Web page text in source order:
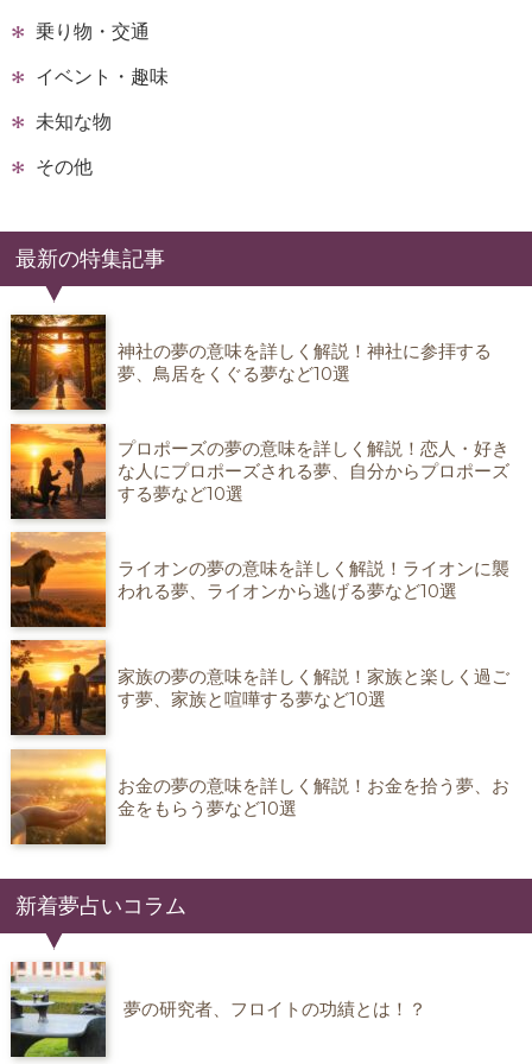
乗り物・交通
イベント・趣味
未知な物
その他
最新の特集記事
神社の夢の意味を詳しく解説！神社に参拝する
夢、鳥居をくぐる夢など10選
プロポーズの夢の意味を詳しく解説！恋人・好き
な人にプロポーズされる夢、自分からプロポーズ
する夢など10選
ライオンの夢の意味を詳しく解説！ライオンに襲
われる夢、ライオンから逃げる夢など10選
家族の夢の意味を詳しく解説！家族と楽しく過ご
す夢、家族と喧嘩する夢など10選
お金の夢の意味を詳しく解説！お金を拾う夢、お
金をもらう夢など10選
新着夢占いコラム
夢の研究者、フロイトの功績とは！？